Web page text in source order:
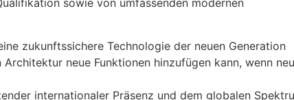
sowie von umfassenden modernen
zukunftssichere Technologie der neuen Generation
neue Funktionen hinzufügen kann, wenn
internationaler Präsenz und dem globalen